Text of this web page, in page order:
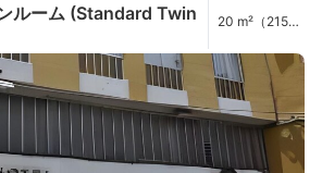
ルーム (Standard Twin
20 m²（215